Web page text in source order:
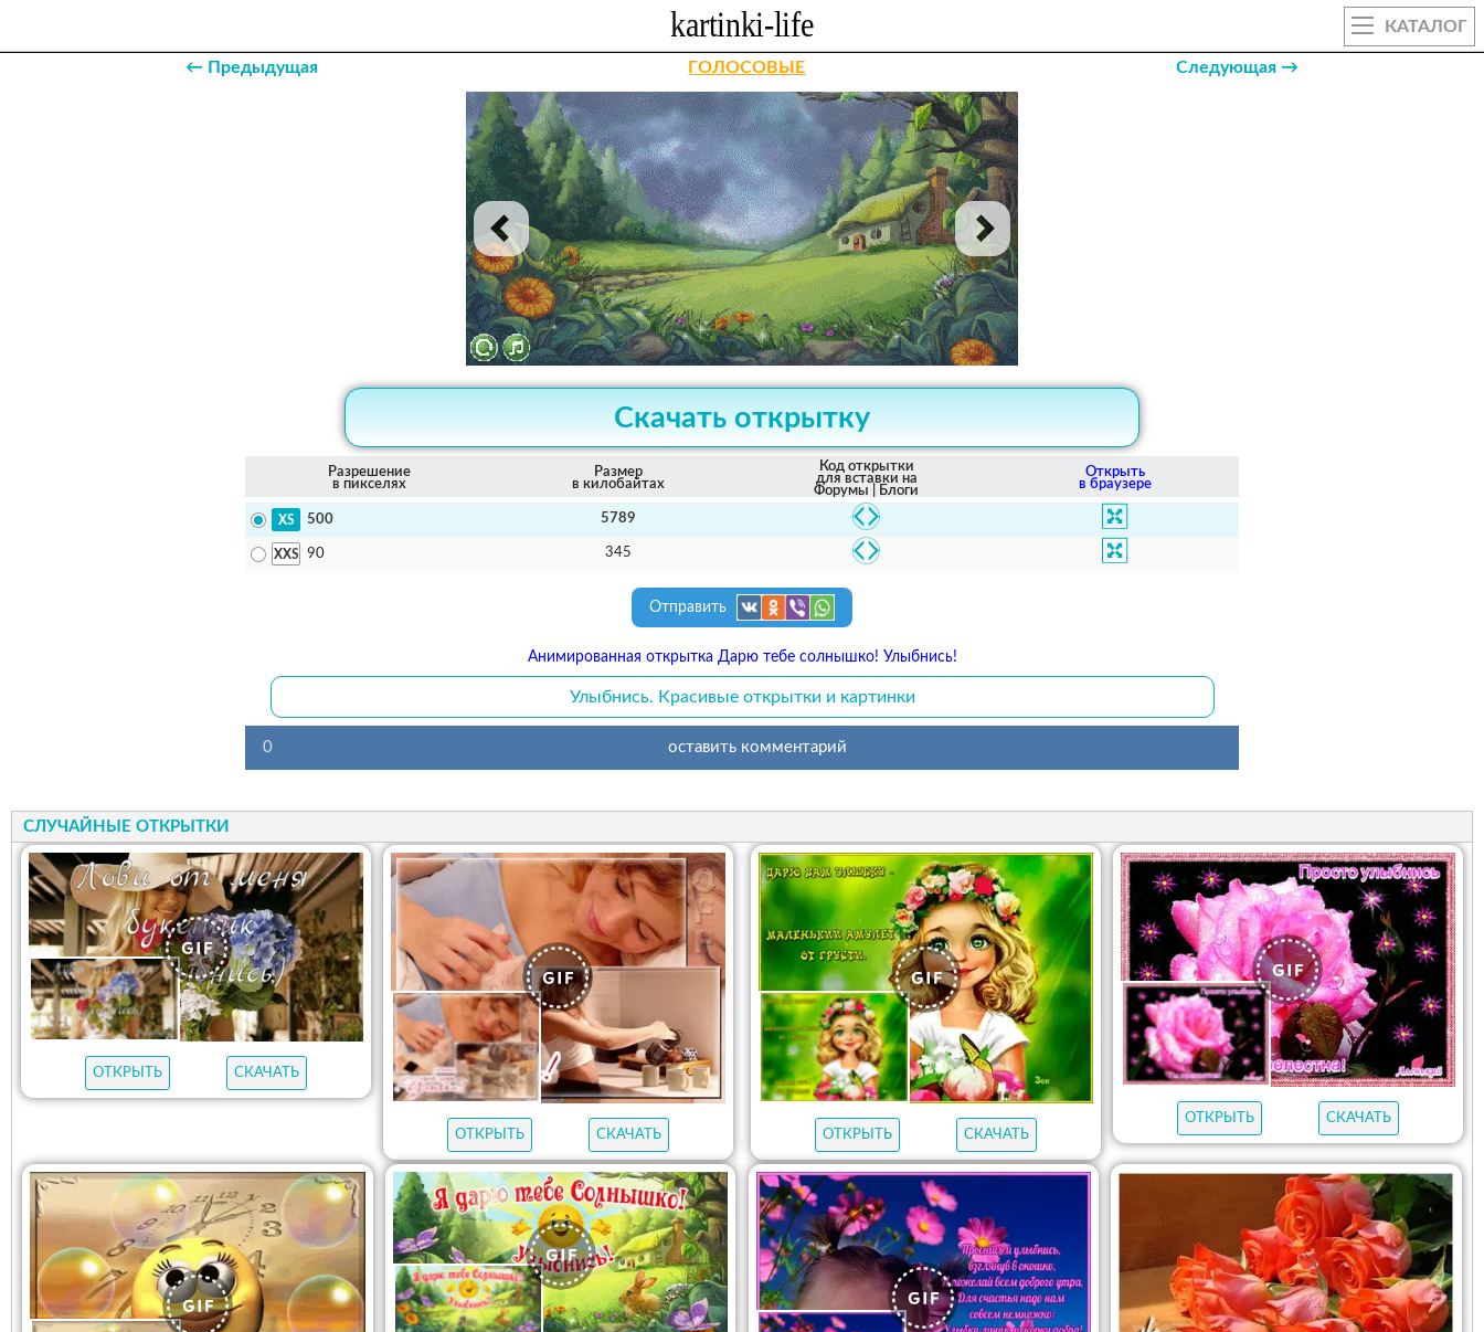
КАТАЛОГ
← Предыдущая ГОЛОСОВЫЕ Следующая →
Скачать открытку
Разрешение
в пикселях
Размер
в килобайтах
Код открытки
для вставки на
Форумы | Блоги
Открыть
в браузере
500 5789
90 345
Отправить
Анимированная открытка Дарю тебе солнышко! Улыбнись!
Улыбнись. Красивые открытки и картинки
0 оставить комментарий
СЛУЧАЙНЫЕ ОТКРЫТКИ
ОТКРЫТЬ СКАЧАТЬ
ОТКРЫТЬ СКАЧАТЬ ОТКРЫТЬ СКАЧАТЬ
ОТКРЫТЬ СКАЧАТЬ